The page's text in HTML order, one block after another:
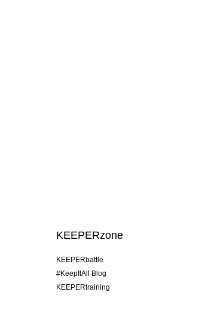
KEEPERzone
KEEPERbattle
#KeepItAll Blog
KEEPERtraining